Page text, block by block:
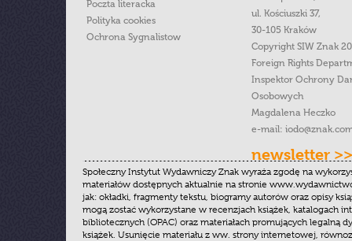
Poczta literacka
Polityka cookies
Ochrona Sygnalistow
ul. Kościuszki 37,
30-105 Kraków
Copyright SIW Znak
Foreign Rights
Inspektor Ochrony
Osobowych
Magdalena Heczko
e-mail:
newsletter >>
Społeczny Instytut Wydawniczy Znak wyraża zgodę na
materiałów dostępnych aktualnie na stronie
jak: okładki, fragmenty tekstu, biogramy autorów oraz opisy
mogą zostać wykorzystane w recenzjach książek, katalogach
bibliotecznych (OPAC) oraz materiałach promujących legalną
książek. Usunięcie materiału z ww. strony internetowej,